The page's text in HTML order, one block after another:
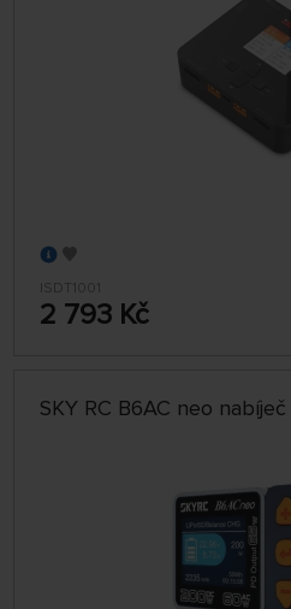
ISDT1001
2 793 Kč
SKY RC B6AC neo